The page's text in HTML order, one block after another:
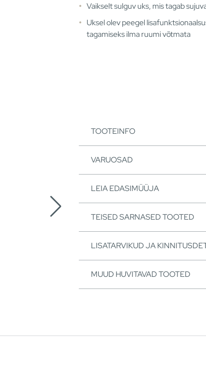
Vaikselt sulguv uks, mis tagab
Uksel olev peegel
tagamiseks ilma ruumi võtmata
TOOTEINFO
VARUOSAD
LEIA EDASIMÜÜJA
TEISED SARNASED TOOTED
LISATARVIKUD JA
MUUD HUVITAVAD TOOTED